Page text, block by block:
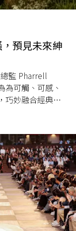
預見未來紳
監 Pharrell
為可觸、可感、
巧妙融合經典紳